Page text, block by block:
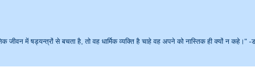
जीवन में षड्यन्त्रों से बचता है, तो वह धार्मिक व्यक्ति है चाहे वह अपने को नास्तिक ही क्यों न कहे।" -